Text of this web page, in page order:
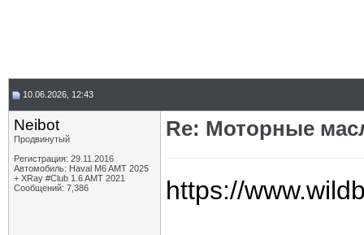
10.06.2026, 12:43
Neibot
Продвинутый
Регистрация: 29.11.2016
Автомобиль: Haval M6 AMT 2025
+ XRay #Club 1.6 AMT 2021
Сообщений: 7,386
Re: Моторные
https://